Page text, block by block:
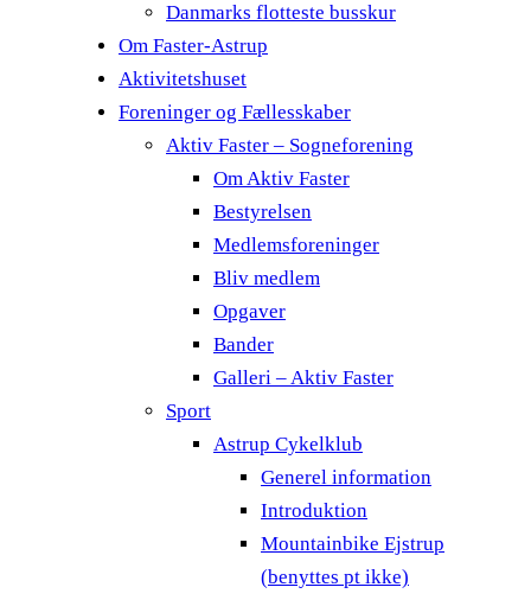
Danmarks flotteste busskur
Om Faster-Astrup
Aktivitetshuset
Foreninger og Fællesskaber
Aktiv Faster – Sogneforening
Om Aktiv Faster
Bestyrelsen
Medlemsforeninger
Bliv medlem
Opgaver
Bander
Galleri – Aktiv Faster
Sport
Astrup Cykelklub
Generel information
Introduktion
Mountainbike Ejstrup
(benyttes pt ikke)